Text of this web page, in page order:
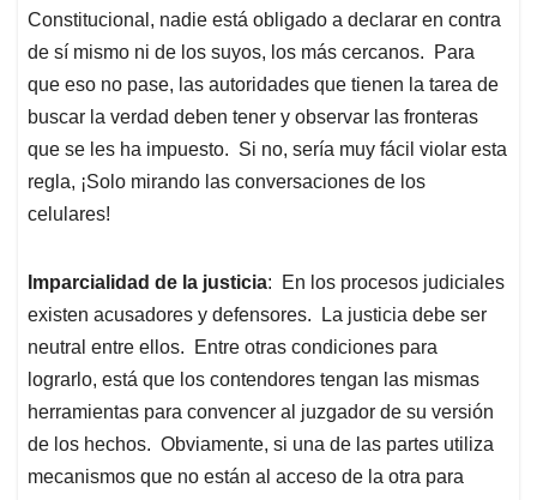
Constitucional, nadie está obligado a declarar en contra
de sí mismo ni de los suyos, los más cercanos. Para
que eso no pase, las autoridades que tienen la tarea de
buscar la verdad deben tener y observar las fronteras
que se les ha impuesto. Si no, sería muy fácil violar esta
regla, ¡Solo mirando las conversaciones de los
celulares!
Imparcialidad de la justicia: En los procesos judiciales
existen acusadores y defensores. La justicia debe ser
neutral entre ellos. Entre otras condiciones para
lograrlo, está que los contendores tengan las mismas
herramientas para convencer al juzgador de su versión
de los hechos. Obviamente, si una de las partes utiliza
mecanismos que no están al acceso de la otra para